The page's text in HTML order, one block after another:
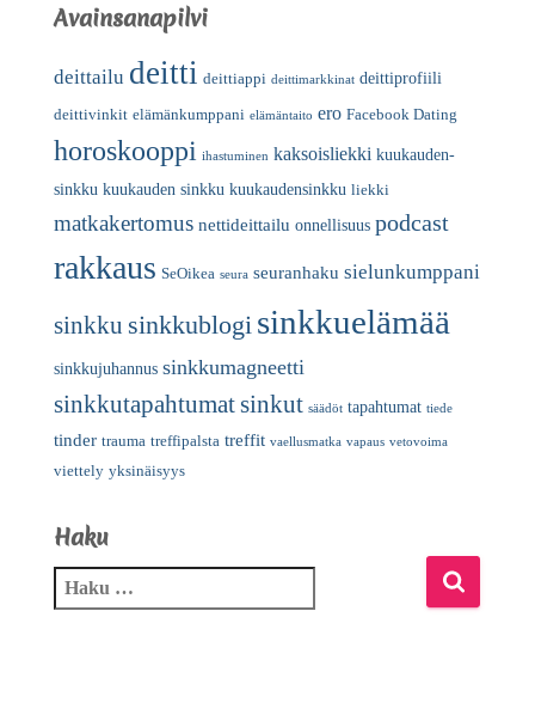
Avainsanapilvi
deittailu deitti deittiappi deittimarkkinat deittiprofiili
deittivinkit elämänkumppani elämäntaito ero Facebook Dating
horoskooppi ihastuminen kaksoisliekki kuukauden-
sinkku kuukauden sinkku kuukaudensinkku liekki
matkakertomus nettideittailu onnellisuus podcast
rakkaus SeOikea seura seuranhaku sielunkumppani
sinkku sinkkublogi sinkkuelämää
sinkkujuhannus sinkkumagneetti
sinkkutapahtumatsinkut säädöt tapahtumat tiede
tinder trauma treffipalsta treffit vaellusmatka vapaus vetovoima
viettely yksinäisyys
Haku